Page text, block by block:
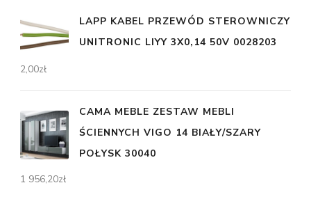
LAPP KABEL PRZEWÓD STEROWNICZY
UNITRONIC LIYY 3X0,14 50V 0028203
2,00zł
CAMA MEBLE ZESTAW MEBLI
ŚCIENNYCH VIGO 14 BIAŁY/SZARY
POŁYSK 30040
1 956,20zł